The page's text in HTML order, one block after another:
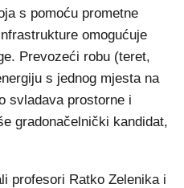
s pomoću prometne
omogućuje
Prevozeći robu (teret,
s jednog mjesta na
svladava prostorne i
gradonačelnički kandidat,
profesori Ratko Zelenika i